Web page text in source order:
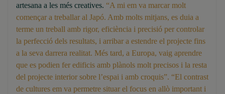
artesana a les més creatives. “A mi em va marcar molt
començar a treballar al Japó. Amb molts mitjans, es duia a
terme un treball amb rigor, eficiència i precisió per controlar
la perfecció dels resultats, i arribar a estendre el projecte fins
a la seva darrera realitat. Més tard, a Europa, vaig aprendre
que es podien fer edificis amb plànols molt precisos i la resta
del projecte interior sobre l’espai i amb croquis”. “El contrast
de cultures em va permetre situar el focus en allò important i